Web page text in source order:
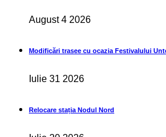
August 4 2026
Modificări trasee cu ocazia Festivalului
Iulie 31 2026
Relocare stația Nodul Nord